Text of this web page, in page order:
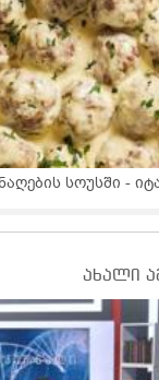
სოუსში -